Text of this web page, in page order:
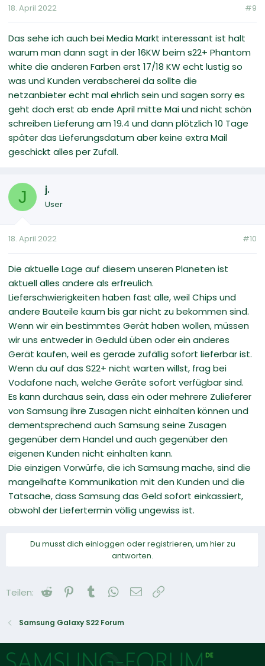
18. April 2022 #9
Das sehe ich auch bei Media Markt interessant ist halt
warum man dann sagt in der 16KW beim s22+ Phantom
white die anderen Farben erst 17/18 KW echt lustig so
was und Kunden verabscherei da sollte die
netzanbieter echt mal ehrlich sein und sagen sorry es
geht doch erst ab ende April mitte Mai und nicht schön
schreiben Lieferung am 19.4 und dann plötzlich 10 Tage
später das Lieferungsdatum aber keine extra Mail
geschickt alles per Zufall.
J j.
User
18. April 2022 #10
Die aktuelle Lage auf diesem unseren Planeten ist
aktuell alles andere als erfreulich.
Lieferschwierigkeiten haben fast alle, weil Chips und
andere Bauteile kaum bis gar nicht zu bekommen sind.
Wenn wir ein bestimmtes Gerät haben wollen, müssen
wir uns entweder in Geduld üben oder ein anderes
Gerät kaufen, weil es gerade zufällig sofort lieferbar ist.
Wenn du auf das S22+ nicht warten willst, frag bei
Vodafone nach, welche Geräte sofort verfügbar sind.
Es kann durchaus sein, dass ein oder mehrere Zulieferer
von Samsung ihre Zusagen nicht einhalten können und
dementsprechend auch Samsung seine Zusagen
gegenüber dem Handel und auch gegenüber den
eigenen Kunden nicht einhalten kann.
Die einzigen Vorwürfe, die ich Samsung mache, sind die
mangelhafte Kommunikation mit den Kunden und die
Tatsache, dass Samsung das Geld sofort einkassiert,
obwohl der Liefertermin völlig ungewiss ist.
Du musst dich einloggen oder registrieren, um hier zu
antworten.
Teilen: Reddit Pinterest
Tumblr WhatsApp
E-Mail
Samsung Galaxy S22 Forum